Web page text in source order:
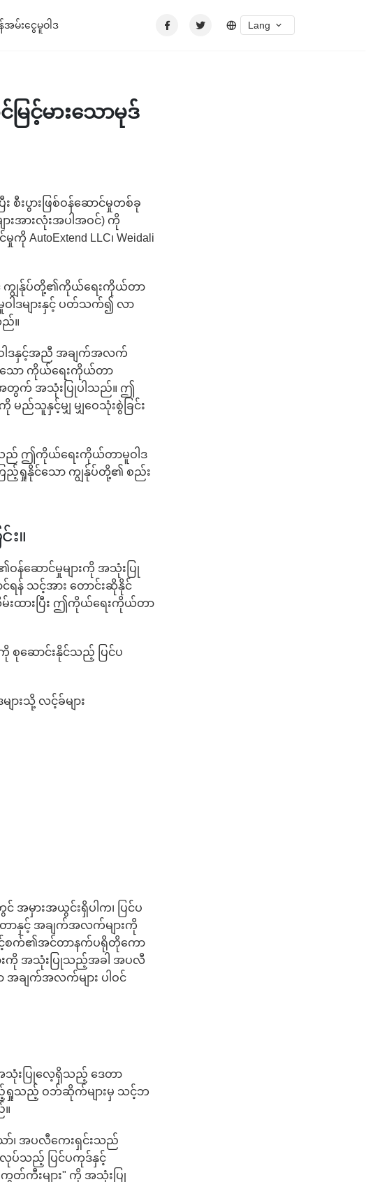
န်အမ်းငွေမူဝါဒ Lang
ြင့်မားသောမုဒ်
းပွားဖြစ်ဝန်ဆောင်မှုတစ်ခု
ားအားလုံးအပါအဝင်) ကို
LLC၊ Weidali
ကျွန်ုပ်တို့၏ကိုယ်ရေးကိုယ်တာ
ဝါဒများနှင့် ပတ်သက်၍ လာ
ည်။
ဝါဒနှင့်အညီ အချက်အလက်
းသော ကိုယ်ရေးကိုယ်တာ
န်အတွက် အသုံးပြုပါသည်။ ဤ
သူနှင့်မျှ မျှဝေသုံးစွဲခြင်း
သည် ဤကိုယ်ရေးကိုယ်တာမူဝါဒ
ကြည့်ရှုနိုင်သော ကျွန်ုပ်တို့၏ စည်း
။
ဆောင်မှုများကို အသုံးပြု
န် သင့်အား တောင်းဆိုနိုင်
ထားပြီး ဤကိုယ်ရေးကိုယ်တာ
ဆောင်းနိုင်သည့် ပြင်ပ
ားသို့ လင့်ခ်များ
မှားအယွင်းရှိပါက၊ ပြင်ပ
ာနှင့် အချက်အလက်များကို
င့်စက်၏အင်တာနက်ပရိုတိုကော
ားကို အသုံးပြုသည့်အခါ အပလီ
အချက်အလက်များ ပါဝင်
သုံးပြုလေ့ရှိသည့် ဒေတာ
ည့်ရှုသည့် ဝဘ်ဆိုက်များမှ သင့်ဘ
၊ အပလီကေးရှင်းသည်
လုပ်သည့် ပြင်ပကုဒ်နှင့်
တ်ကီးများ" ကို အသုံးပြု